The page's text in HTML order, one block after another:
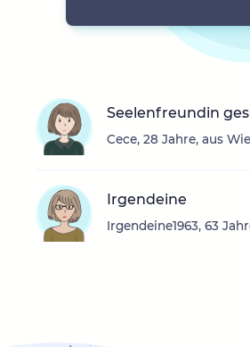
Seelenfreundin
Cece, 28 Jahre, aus
Irgendeine
Irgendeine1963, 63